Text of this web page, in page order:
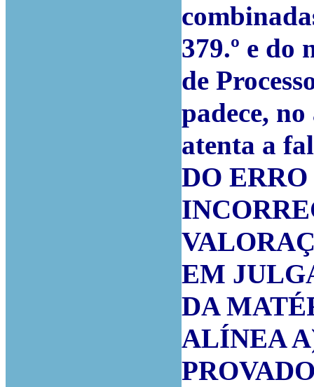
379.º e do
de
padece,
atenta a
DO
EM
DA
ALÍNEA